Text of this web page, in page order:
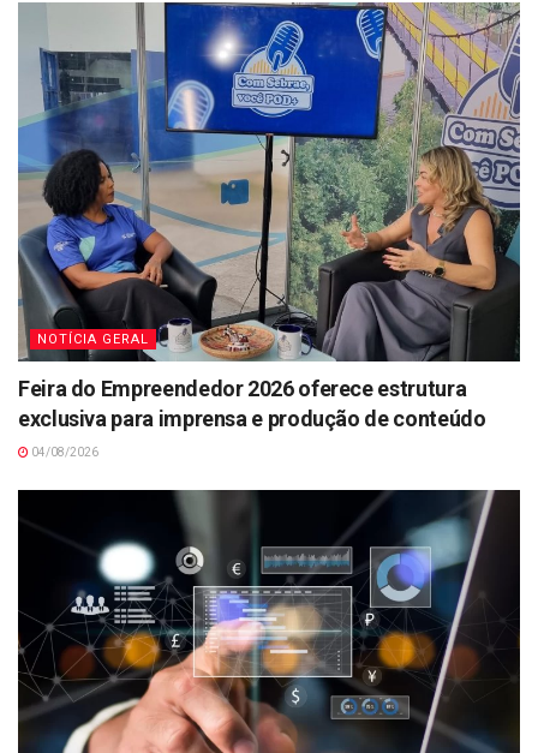
NOTÍCIA GERAL
Feira do Empreendedor 2026 oferece estrutura
exclusiva para imprensa e produção de conteúdo
04/08/2026